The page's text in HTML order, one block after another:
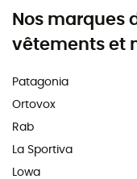
Nos marques
vêtements et
Patagonia
Ortovox
Rab
La Sportiva
Lowa